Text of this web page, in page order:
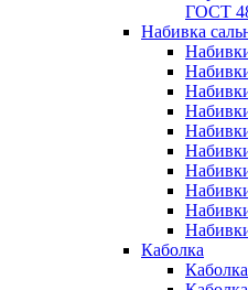
ГОСТ
Набивка
Каболка